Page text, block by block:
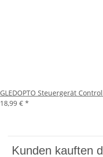
GLEDOPTO Steuergerät
18,99 € *
Kunden kauften